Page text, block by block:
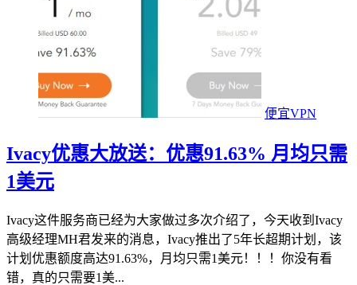
便宜VPN
Ivacy优惠大放送：优惠91.63% 月均只需
1美元
Ivacy这件服务商已经为大家做过多次介绍了，今天收到Ivacy
高级经理MH君发来的消息，Ivacy推出了5年长超期计划，该
计划优惠额度高达91.63%，月均只需1美元！！！你没有看
错，真的只需要1美...